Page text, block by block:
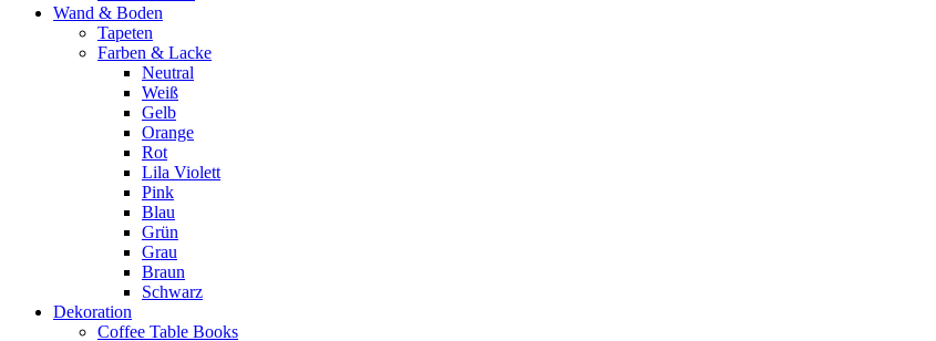
Wand & Boden
Tapeten
Farben & Lacke
Neutral
Weiß
Gelb
Orange
Rot
Lila Violett
Pink
Blau
Grün
Grau
Braun
Schwarz
Dekoration
Coffee Table Books